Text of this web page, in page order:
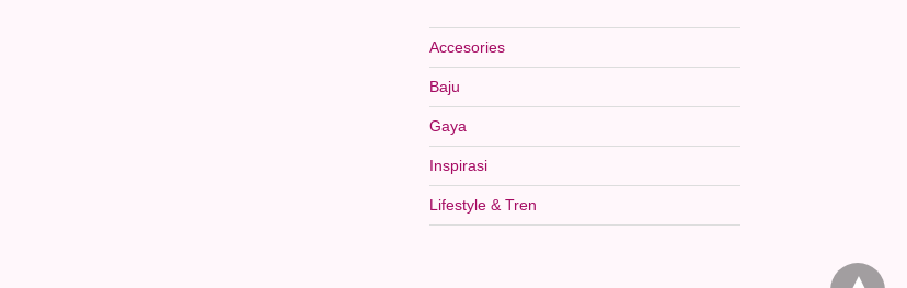
Accesories
Baju
Gaya
Inspirasi
Lifestyle & Tren